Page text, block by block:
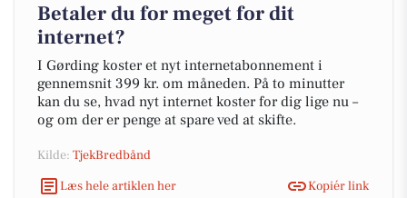
Betaler du for meget for dit
internet?
I Gørding koster et nyt internetabonnement i
gennemsnit 399 kr. om måneden. På to minutter
kan du se, hvad nyt internet koster for dig lige nu –
og om der er penge at spare ved at skifte.
Kilde: TjekBredbånd
Læs hele artiklen her
Kopiér link